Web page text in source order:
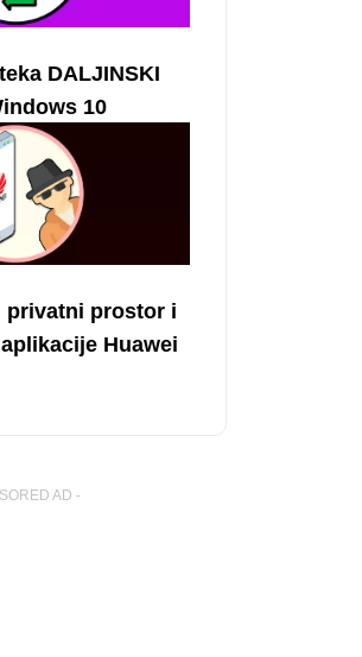
DALJINSKI
10
privatni prostor i
Huawei
AD -